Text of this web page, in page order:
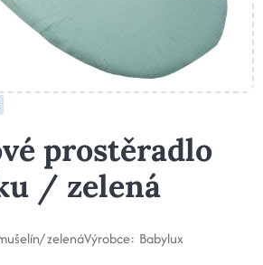
prostěradlo
/ zelená
zelenáVýrobce: Babylux